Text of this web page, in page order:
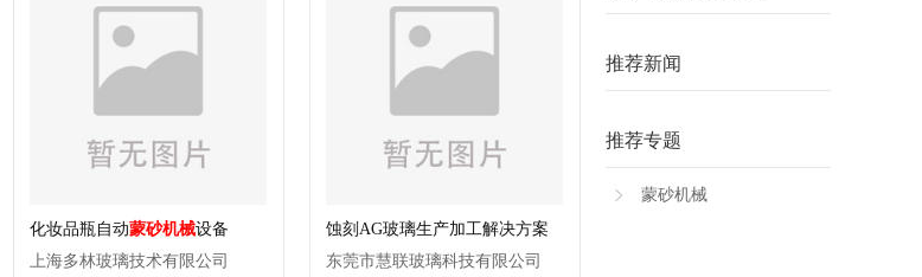
化妆品瓶自动蒙砂机械设备
上海多林玻璃技术有限公司
蚀刻AG玻璃生产加工解决方案
东莞市慧联玻璃科技有限公司
推荐新闻
推荐专题
蒙砂机械